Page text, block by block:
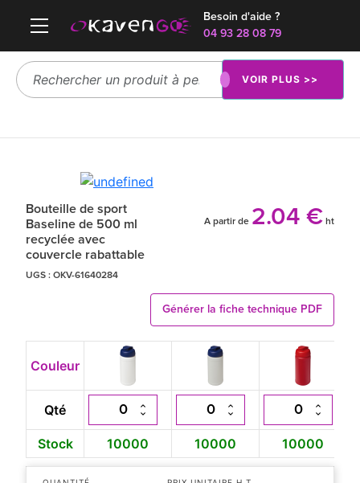
Besoin d'aide ?
04 93 28 08 79
VOIR PLUS >>
Bouteille de sport
Baseline de 500 ml
recyclée avec
couvercle rabattable
A partir de 2.04 € ht
UGS : OKV-61640284
Générer la fiche technique PDF
Couleur
Qté
Stock 10000 10000 10000